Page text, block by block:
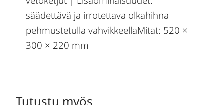
säädettävä ja irrotettava olkahihna
pehmustetulla vahvikkeellaMitat: 520 ×
300 × 220 mm
Tutustu myös